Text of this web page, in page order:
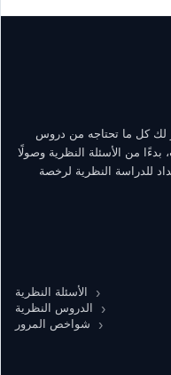
لك كل ما تحتاجه من دروس
من الأسئلة النظرية وصولًا
للدراسة النظرية لرخصة
الأسئلة النظرية
الدروس النظرية
شواخص المرور